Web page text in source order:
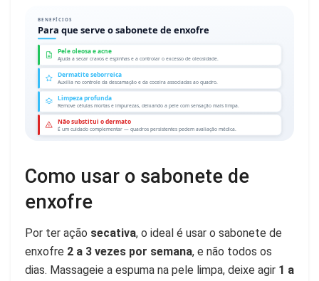
BENEFÍCIOS
Para que serve o sabonete de enxofre
Pele oleosa e acne
Ajuda a secar cravos e espinhas e a controlar o excesso de oleosidade.
Dermatite seborreica
Auxilia no controle da descamação e da coceira associadas ao quadro.
Limpeza profunda
Remove células mortas e impurezas, deixando a pele com sensação mais limpa.
Não substitui o dermato
É um cuidado complementar — quadros persistentes pedem avaliação médica.
Como usar o sabonete de
enxofre
Por ter ação secativa, o ideal é usar o sabonete de
enxofre 2 a 3 vezes por semana, e não todos os
dias. Massageie a espuma na pele limpa, deixe agir 1 a